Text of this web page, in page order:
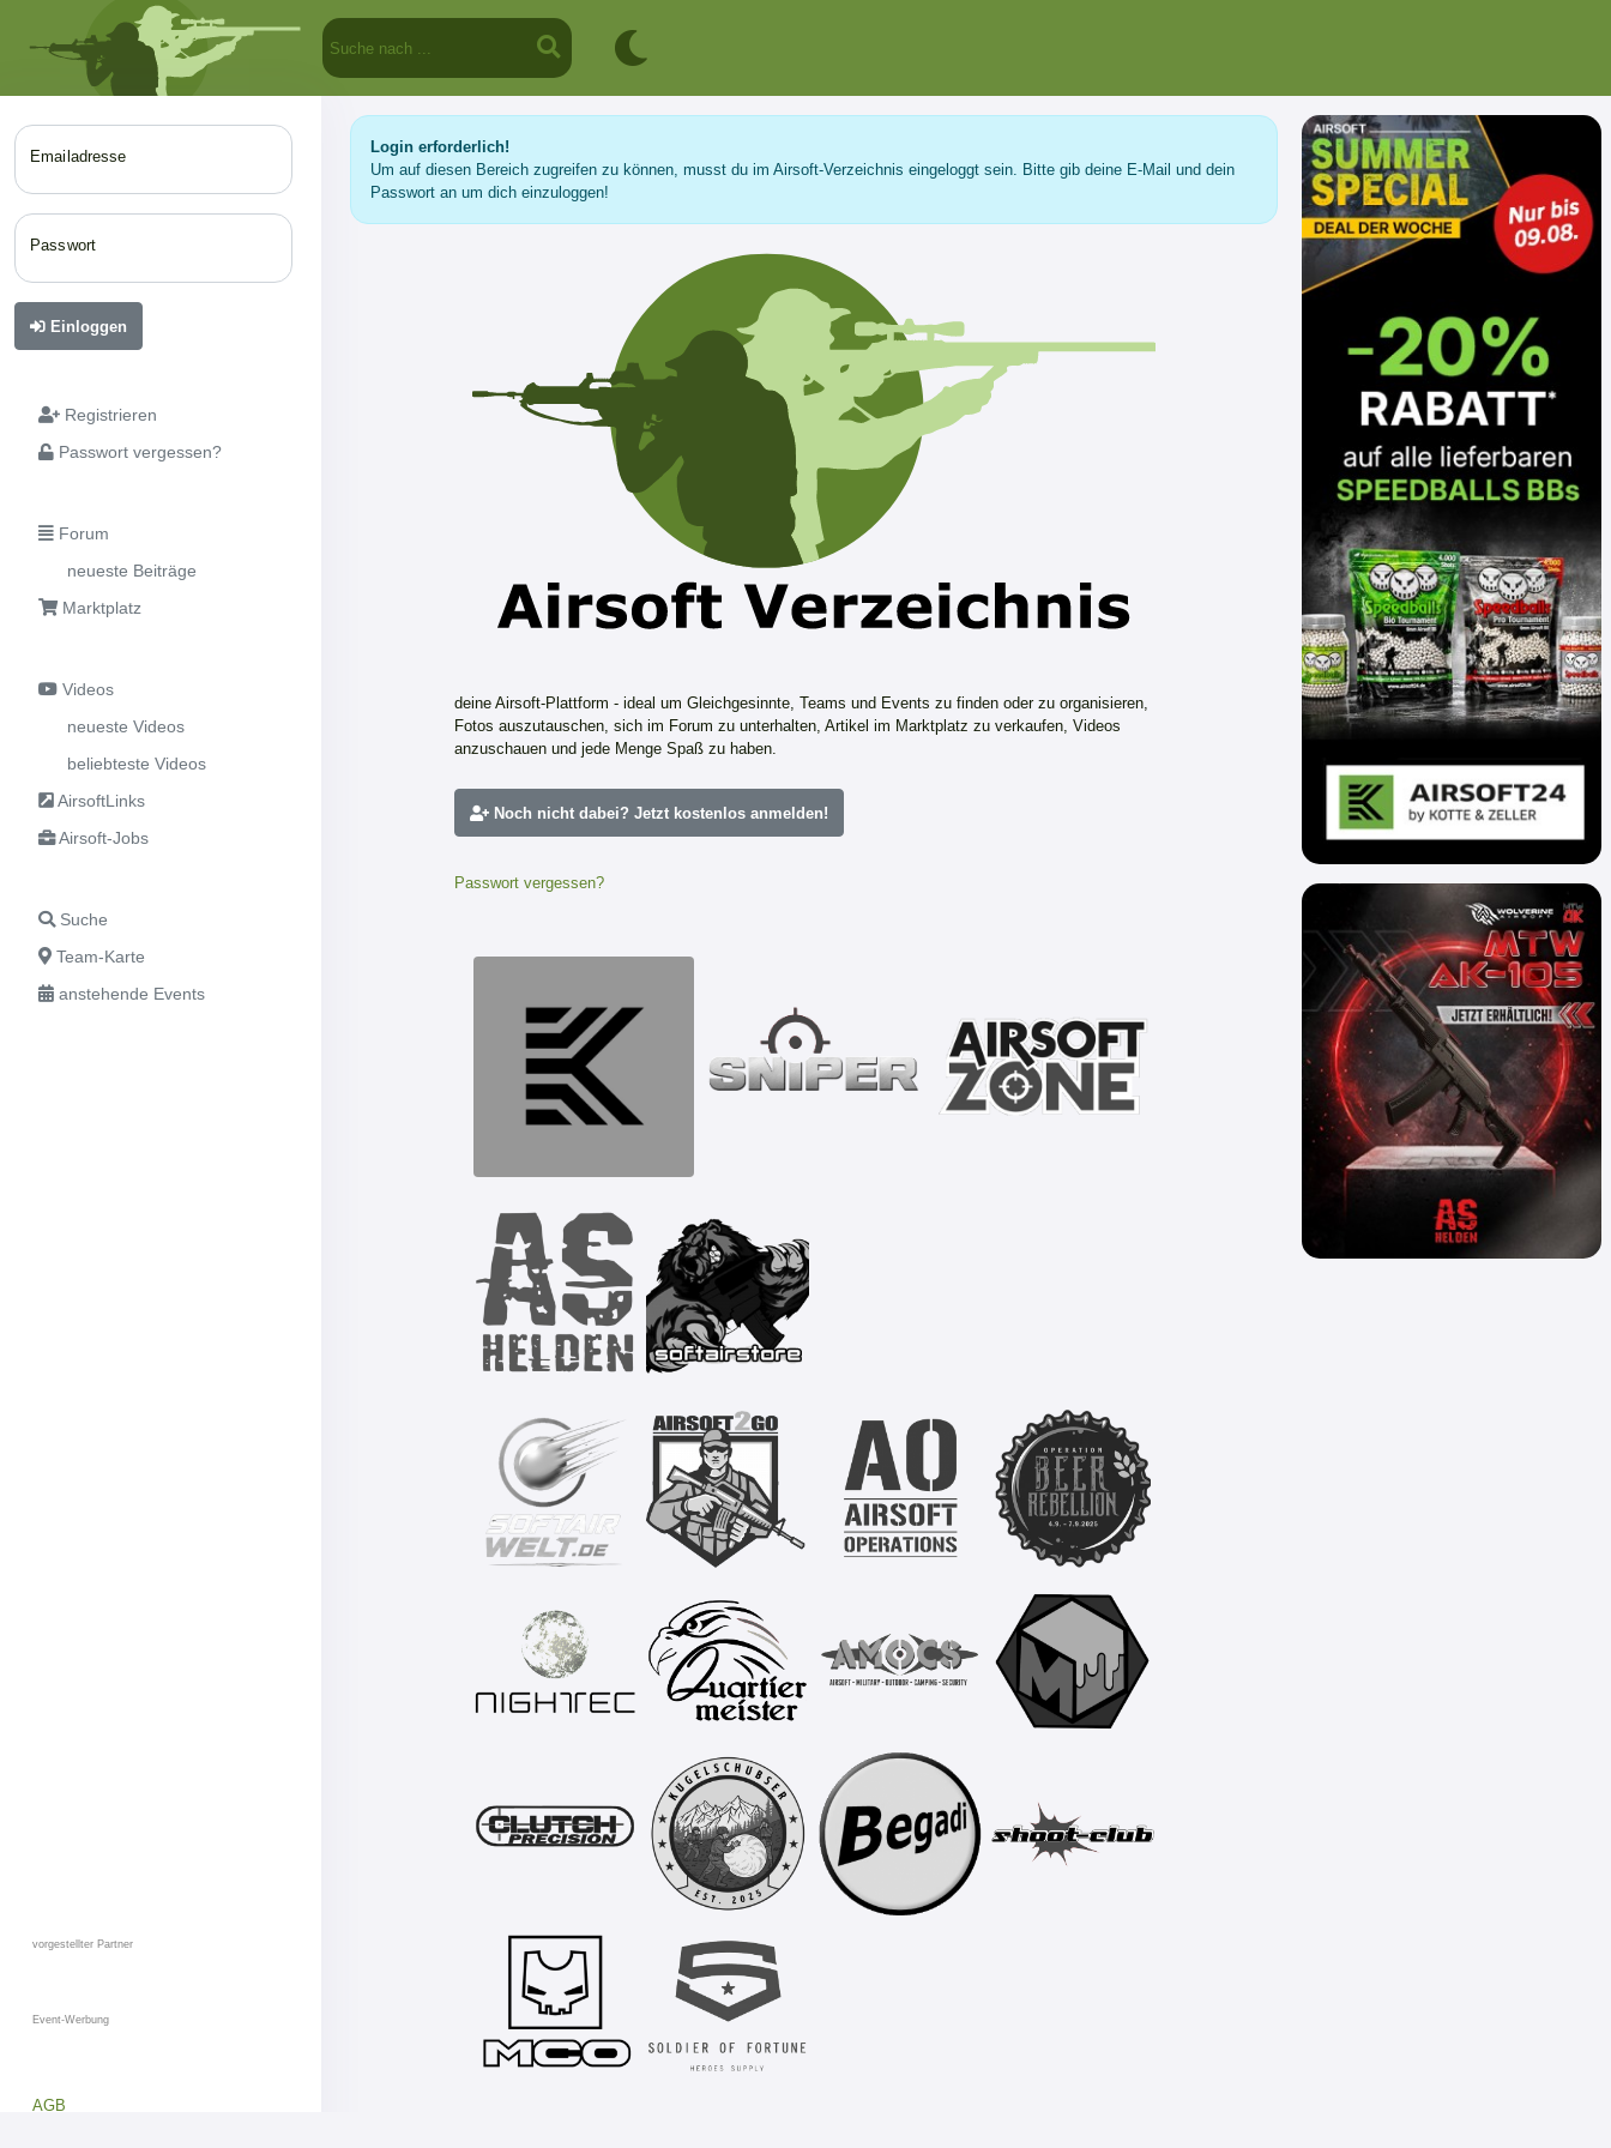
Emailadresse
Passwort
Einloggen
Registrieren
Passwort vergessen?
Forum
neueste Beiträge
Marktplatz
Videos
neueste Videos
beliebteste Videos
AirsoftLinks
Airsoft-Jobs
Suche
Team-Karte
anstehende Events
vorgestellter Partner
Event-Werbung
AGB
Login erforderlich!
Um auf diesen Bereich zugreifen zu können, musst du im Airsoft-Verzeichnis eingeloggt sein. Bitte gib deine E-Mail und dein
Passwort an um dich einzuloggen!
deine Airsoft-Plattform - ideal um Gleichgesinnte, Teams und Events zu finden oder zu organisieren,
Fotos auszutauschen, sich im Forum zu unterhalten, Artikel im Marktplatz zu verkaufen, Videos
anzuschauen und jede Menge Spaß zu haben.
Noch nicht dabei? Jetzt kostenlos anmelden!
Passwort vergessen?